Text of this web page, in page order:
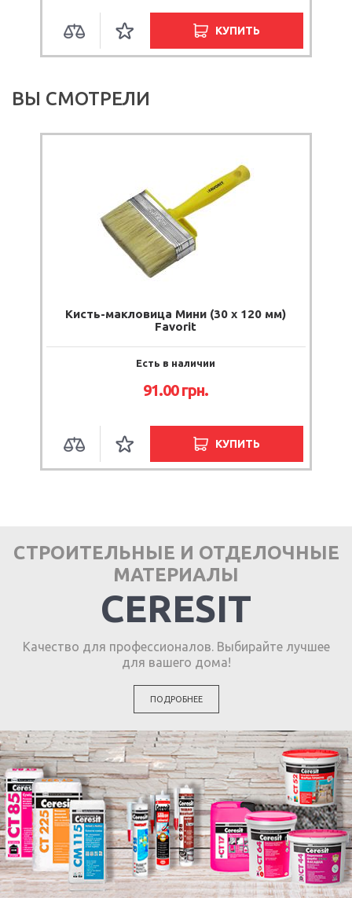
КУПИТЬ
ВЫ СМОТРЕЛИ
Кисть-макловица Мини (30 х 120 мм)
Favorit
Есть в наличии
91.00 грн.
КУПИТЬ
СТРОИТЕЛЬНЫЕ И ОТДЕЛОЧНЫЕ
МАТЕРИАЛЫ
CERESIT
Качество для профессионалов. Выбирайте лучшее
для вашего дома!
ПОДРОБНЕЕ